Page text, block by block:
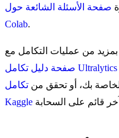
صفحة الأسئلة الشائعة حول Google
Colab.
صفحة دليل تكامل Ultralytics
بك، أو تحقق من تكامل
Kaggle